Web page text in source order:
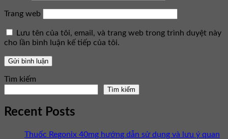
Trang web
Lưu tên của tôi, email, và trang web trong trình duyệt này
cho lần bình luận kế tiếp của tôi.
Tìm kiếm
Tìm kiếm
Recent Posts
Thuốc Regonix 40mg hướng dẫn sử dụng và lưu ý quan